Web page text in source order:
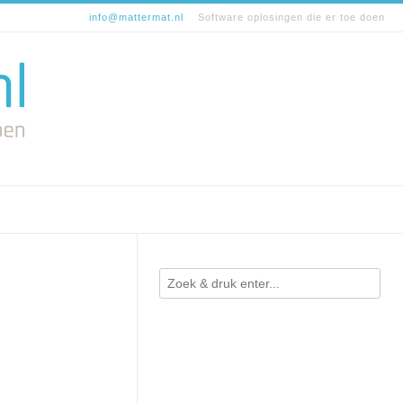
info@mattermat.nl Software oplosingen die er toe doen